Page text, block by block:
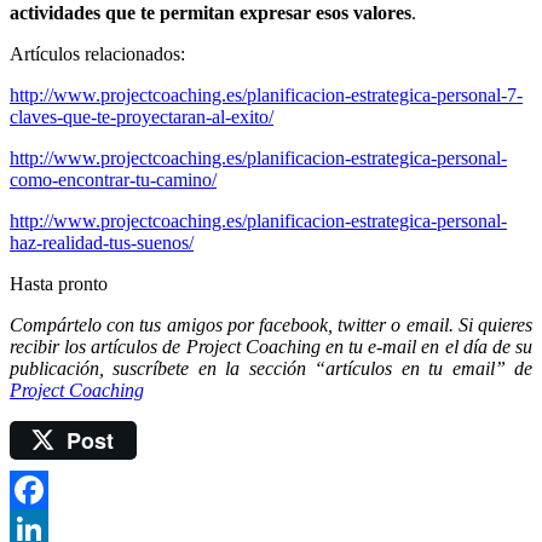
actividades que te permitan expresar esos valores.
Artículos relacionados:
http://www.projectcoaching.es/planificacion-estrategica-personal-7-
claves-que-te-proyectaran-al-exito/
http://www.projectcoaching.es/planificacion-estrategica-personal-
como-encontrar-tu-camino/
http://www.projectcoaching.es/planificacion-estrategica-personal-
haz-realidad-tus-suenos/
Hasta pronto
Compártelo con tus amigos por facebook, twitter o email. Si quieres
recibir los artículos de Project Coaching en tu e-mail en el día de su
publicación, suscríbete en la sección “artículos en tu email” de
Project Coaching
Post
Facebook